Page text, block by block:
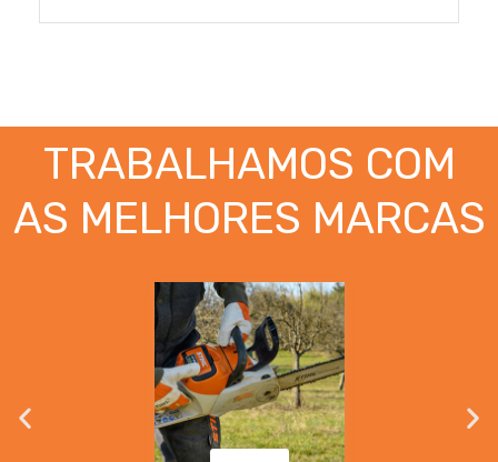
TRABALHAMOS COM
AS MELHORES MARCAS